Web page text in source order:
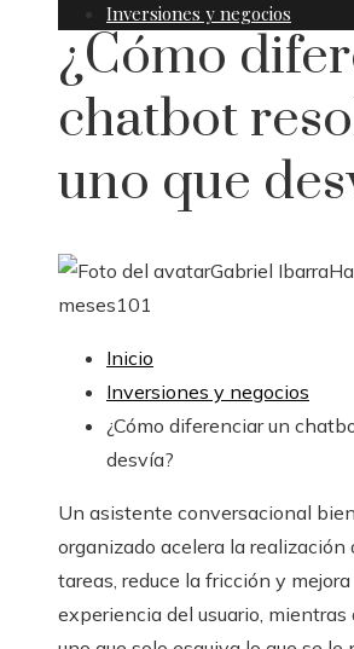
Inversiones y negocios
¿Cómo
chatbot
uno que
Gabriel Ibarra
meses101
Inicio
Inversiones y negocios
¿Cómo diferenciar un
desvía?
Un asistente conversacional bien
organizado acelera la realización
tareas, reduce la fricción y
experiencia del usuario, mientras